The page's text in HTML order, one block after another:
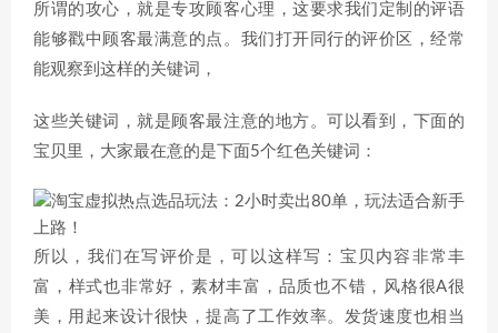
所谓的攻心，就是专攻顾客心理，这要求我们定制的评语
能够戳中顾客最满意的点。我们打开同行的评价区，经常
能观察到这样的关键词，
这些关键词，就是顾客最注意的地方。可以看到，下面的
宝贝里，大家最在意的是下面5个红色关键词：
所以，我们在写评价是，可以这样写：宝贝内容非常丰
富，样式也非常好，素材丰富，品质也不错，风格很A很
美，用起来设计很快，提高了工作效率。发货速度也相当